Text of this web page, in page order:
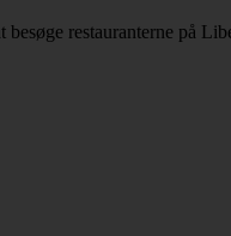
restauranterne på